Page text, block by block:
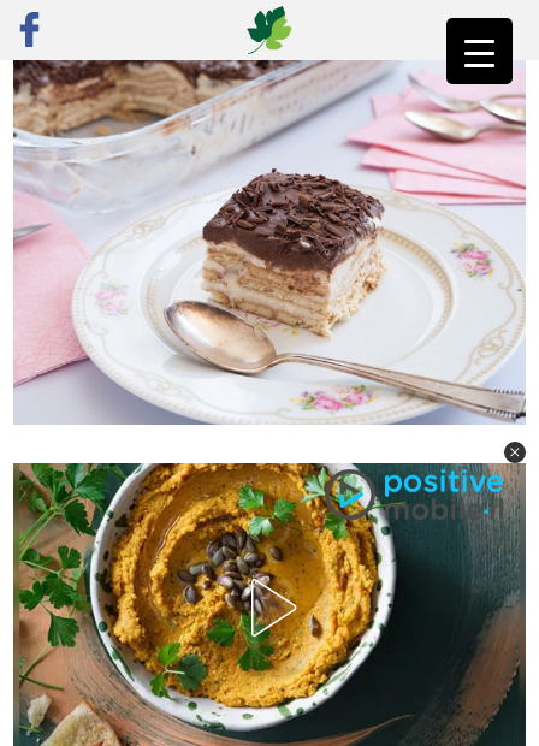
ראשי»רק מתכונים עוגת ביסקוויטים גבינה של פעם